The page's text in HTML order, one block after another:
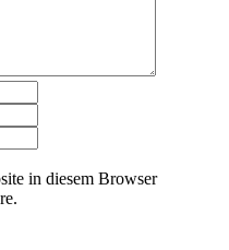
in diesem Browser